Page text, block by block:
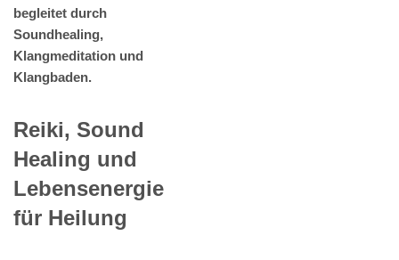
begleitet durch
Soundhealing,
Klangmeditation und
Klangbaden.
Reiki, Sound
Healing und
Lebensenergie
für Heilung